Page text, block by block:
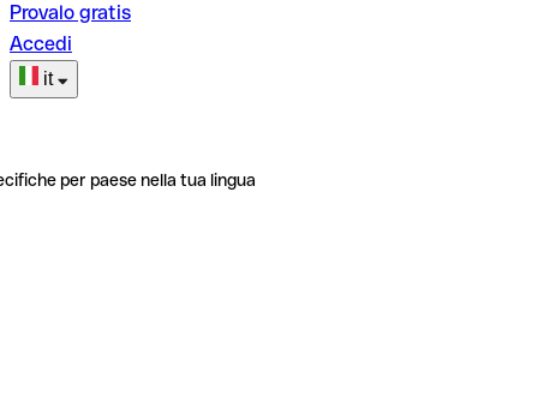
Provalo gratis
Accedi
it
per paese nella tua lingua